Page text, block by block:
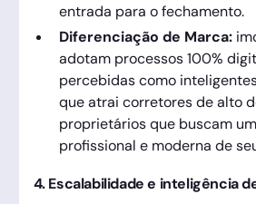
entrada para o fechamento.
Diferenciação de Marca:
adotam processos 100%
percebidas como
que atrai corretores de alto
proprietários que buscam
profissional e moderna de
4. Escalabilidade e inteligência